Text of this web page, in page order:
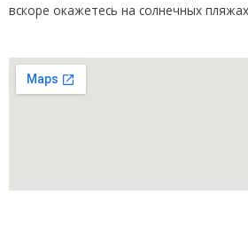
вскоре окажетесь на солнечных